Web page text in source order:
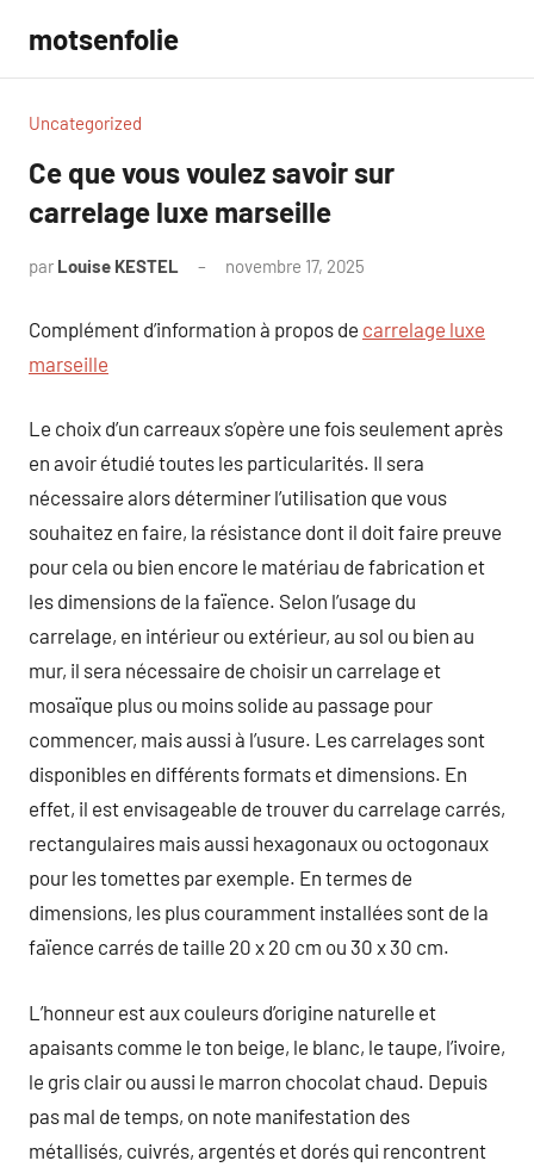
contenu
motsenfolie
Uncategorized
Ce que vous voulez savoir sur
carrelage luxe marseille
par Louise KESTEL novembre 17, 2025
Complément d’information à propos de carrelage luxe
marseille
Le choix d’un carreaux s’opère une fois seulement après
en avoir étudié toutes les particularités. Il sera
nécessaire alors déterminer l’utilisation que vous
souhaitez en faire, la résistance dont il doit faire preuve
pour cela ou bien encore le matériau de fabrication et
les dimensions de la faïence. Selon l’usage du
carrelage, en intérieur ou extérieur, au sol ou bien au
mur, il sera nécessaire de choisir un carrelage et
mosaïque plus ou moins solide au passage pour
commencer, mais aussi à l’usure. Les carrelages sont
disponibles en différents formats et dimensions. En
effet, il est envisageable de trouver du carrelage carrés,
rectangulaires mais aussi hexagonaux ou octogonaux
pour les tomettes par exemple. En termes de
dimensions, les plus couramment installées sont de la
faïence carrés de taille 20 x 20 cm ou 30 x 30 cm.
L’honneur est aux couleurs d’origine naturelle et
apaisants comme le ton beige, le blanc, le taupe, l’ivoire,
le gris clair ou aussi le marron chocolat chaud. Depuis
pas mal de temps, on note manifestation des
métallisés, cuivrés, argentés et dorés qui rencontrent